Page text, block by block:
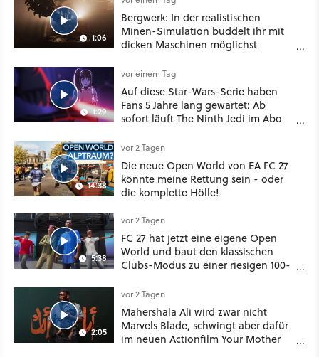
1:06
Bergwerk: In der realistischen
Minen-Simulation buddelt ihr mit
dicken Maschinen möglichst
1:29
vor einem Tag
Auf diese Star-Wars-Serie haben
Fans 5 Jahre lang gewartet: Ab
sofort läuft The Ninth Jedi im Abo
14:38
vor 2 Tagen
Die neue Open World von EA FC 27
könnte meine Rettung sein - oder
die komplette Hölle!
5:38
vor 2 Tagen
FC 27 hat jetzt eine eigene Open
World und baut den klassischen
Clubs-Modus zu einer riesigen 100-
2:05
vor 2 Tagen
Mahershala Ali wird zwar nicht
Marvels Blade, schwingt aber dafür
im neuen Actionfilm Your Mother